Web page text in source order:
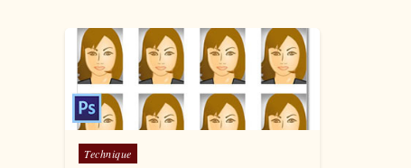
Posté dans
Technique